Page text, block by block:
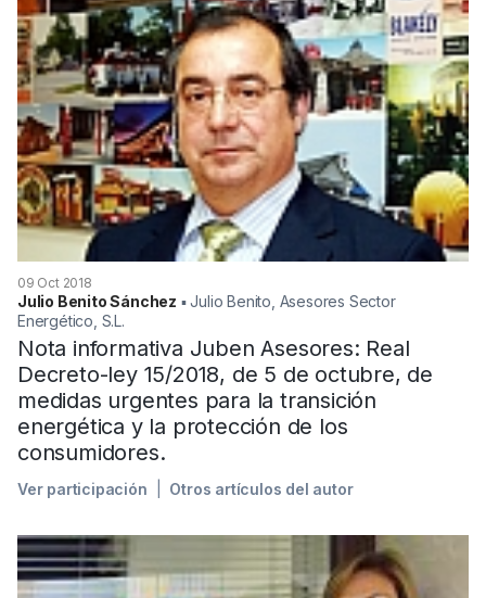
09 Oct 2018
Julio Benito Sánchez ▪︎ Julio Benito, Asesores Sector
Energético, S.L.
Nota informativa Juben Asesores: Real
Decreto-ley 15/2018, de 5 de octubre, de
medidas urgentes para la transición
energética y la protección de los
consumidores.
Ver participación Otros artículos del autor